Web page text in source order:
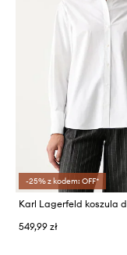
-25% z kodem: OFF*
549,99 zł